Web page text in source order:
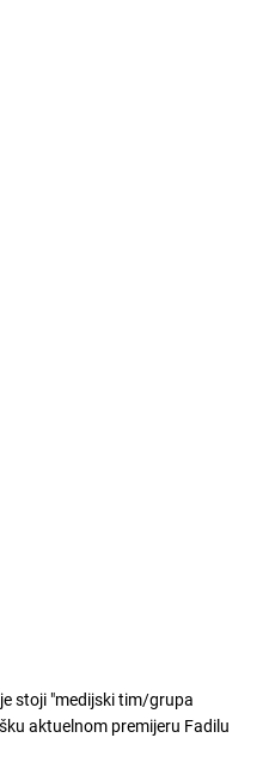
stoji "medijski tim/grupa
aktuelnom premijeru Fadilu